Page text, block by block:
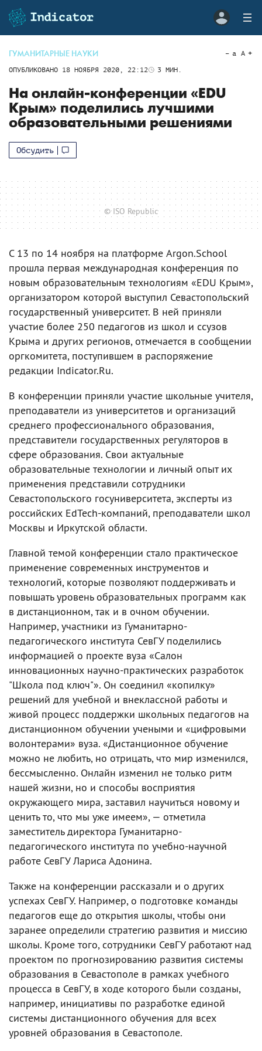
ГУМАНИТАРНЫЕ НАУКИ
ОПУБЛИКОВАНО 18 НОЯБРЯ 2020, 22:12 3 МИН.
a A
На онлайн-конференции «EDU
Крым» поделились лучшими
образовательными решениями
Обсудить
© ISO Republic
C 13 по 14 ноября на платформе Argon.School
прошла первая международная конференция по
новым образовательным технологиям «EDU Крым»,
организатором которой выступил Севастопольский
государственный университет. В ней приняли
участие более 250 педагогов из школ и ссузов
Крыма и других регионов, отмечается в сообщении
оргкомитета, поступившем в распоряжение
редакции Indicator.Ru.
В конференции приняли участие школьные учителя,
преподаватели из университетов и организаций
среднего профессионального образования,
представители государственных регуляторов в
сфере образования. Свои актуальные
образовательные технологии и личный опыт их
применения представили сотрудники
Севастопольского госуниверситета, эксперты из
российских EdTech-компаний, преподаватели школ
Москвы и Иркутской области.
Главной темой конференции стало практическое
применение современных инструментов и
технологий, которые позволяют поддерживать и
повышать уровень образовательных программ как
в дистанционном, так и в очном обучении.
Например, участники из Гуманитарно-
педагогического института СевГУ поделились
информацией о проекте вуза «Салон
инновационных научно-практических разработок
"Школа под ключ"». Он соединил «копилку»
решений для учебной и внеклассной работы и
живой процесс поддержки школьных педагогов на
дистанционном обучении учеными и «цифровыми
волонтерами» вуза. «Дистанционное обучение
можно не любить, но отрицать, что мир изменился,
бессмысленно. Онлайн изменил не только ритм
нашей жизни, но и способы восприятия
окружающего мира, заставил научиться новому и
ценить то, что мы уже имеем», — отметила
заместитель директора Гуманитарно-
педагогического института по учебно-научной
работе СевГУ Лариса Адонина.
Также на конференции рассказали и о других
успехах СевГУ. Например, о подготовке команды
педагогов еще до открытия школы, чтобы они
заранее определили стратегию развития и миссию
школы. Кроме того, сотрудники СевГУ работают над
проектом по прогнозированию развития системы
образования в Севастополе в рамках учебного
процесса в СевГУ, в ходе которого были созданы,
например, инициативы по разработке единой
системы дистанционного обучения для всех
уровней образования в Севастополе.